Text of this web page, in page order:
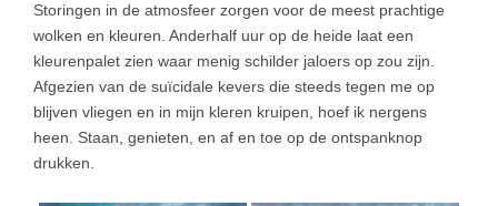
Storingen in de atmosfeer zorgen voor de meest prachtige
wolken en kleuren. Anderhalf uur op de heide laat een
kleurenpalet zien waar menig schilder jaloers op zou zijn.
Afgezien van de suïcidale kevers die steeds tegen me op
blijven vliegen en in mijn kleren kruipen, hoef ik nergens
heen. Staan, genieten, en af en toe op de ontspanknop
drukken.